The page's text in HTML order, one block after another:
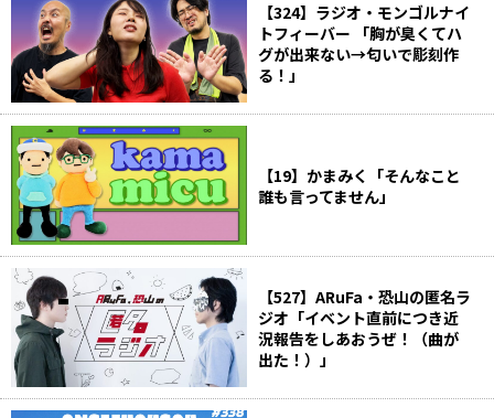
【324】ラジオ・モンゴルナイ
トフィーバー 「胸が臭くてハ
グが出来ない→匂いで彫刻作
る！」
【19】かまみく「そんなこと
誰も言ってません」
【527】ARuFa・恐山の匿名ラ
ジオ「イベント直前につき近
況報告をしあおうぜ！（曲が
出た！）」